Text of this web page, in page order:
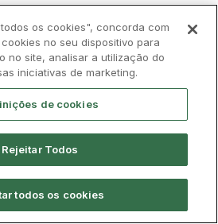
os cookies", concorda com
no seu dispositivo para
no site, analisar a utilização do
iniciativas de marketing.
de cookies
Rejeitar Todos
todos os cookies